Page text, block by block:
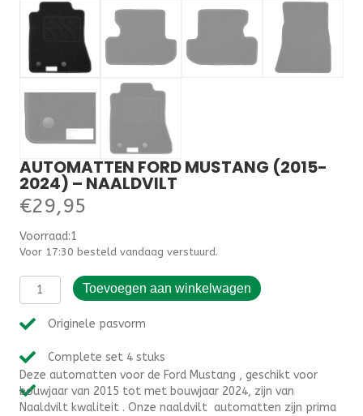
AUTOMATTEN FORD MUSTANG (2015-
2024) – NAALDVILT
€29,95
Voorraad:1
Voor 17:30 besteld vandaag verstuurd.
Automatten
Ford
Mustang
(2015-
-
Naaldvilt
aantal
Toevoegen aan winkelwagen
Originele pasvorm
Complete set 4 stuks
Deze automatten voor de Ford Mustang , geschikt voor
bouwjaar van 2015 tot met bouwjaar 2024, zijn van
Naaldvilt kwaliteit . Onze naaldvilt automatten zijn prima